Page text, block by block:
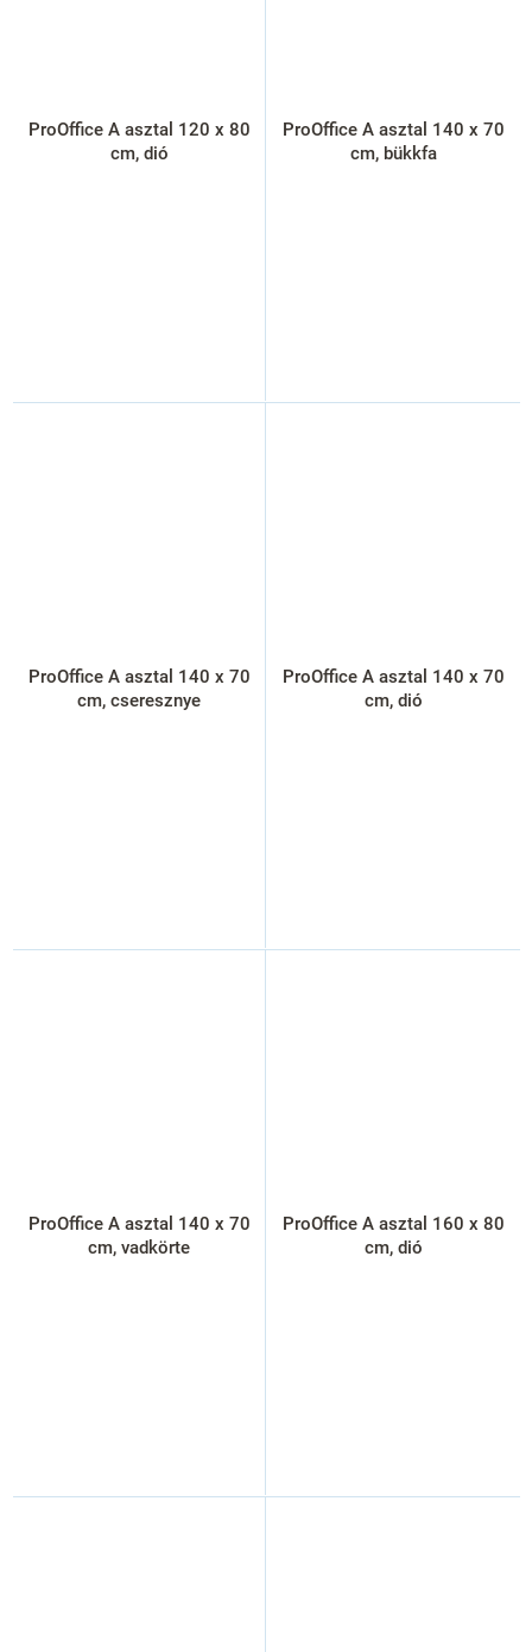
ProOffice A asztal 120 x 80
cm, dió
ProOffice A asztal 140 x 70
cm, bükkfa
ProOffice A asztal 140 x 70
cm, cseresznye
ProOffice A asztal 140 x 70
cm, dió
ProOffice A asztal 140 x 70
cm, vadkörte
ProOffice A asztal 160 x 80
cm, dió